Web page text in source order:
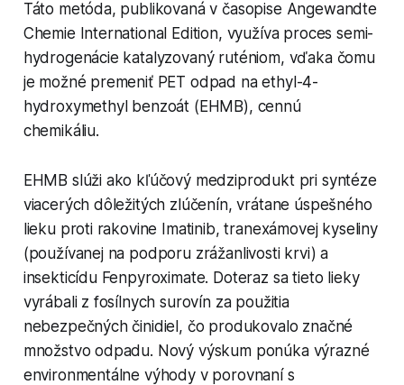
Táto metóda, publikovaná v časopise Angewandte
Chemie International Edition, využíva proces semi-
hydrogenácie katalyzovaný ruténiom, vďaka čomu
je možné premeniť PET odpad na ethyl-4-
hydroxymethyl benzoát (EHMB), cennú
chemikáliu.
EHMB slúži ako kľúčový medziprodukt pri syntéze
viacerých dôležitých zlúčenín, vrátane úspešného
lieku proti rakovine Imatinib, tranexámovej kyseliny
(používanej na podporu zrážanlivosti krvi) a
insekticídu Fenpyroximate. Doteraz sa tieto lieky
vyrábali z fosílnych surovín za použitia
nebezpečných činidiel, čo produkovalo značné
množstvo odpadu. Nový výskum ponúka výrazné
environmentálne výhody v porovnaní s